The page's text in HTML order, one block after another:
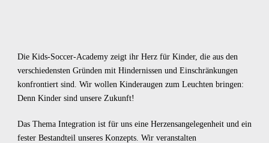
Die Kids-Soccer-Academy zeigt ihr Herz für Kinder, die aus den
verschiedensten Gründen mit Hindernissen und Einschränkungen
konfrontiert sind. Wir wollen Kinderaugen zum Leuchten bringen:
Denn Kinder sind unsere Zukunft!
Das Thema Integration ist für uns eine Herzensangelegenheit und ein
fester Bestandteil unseres Konzepts. Wir veranstalten